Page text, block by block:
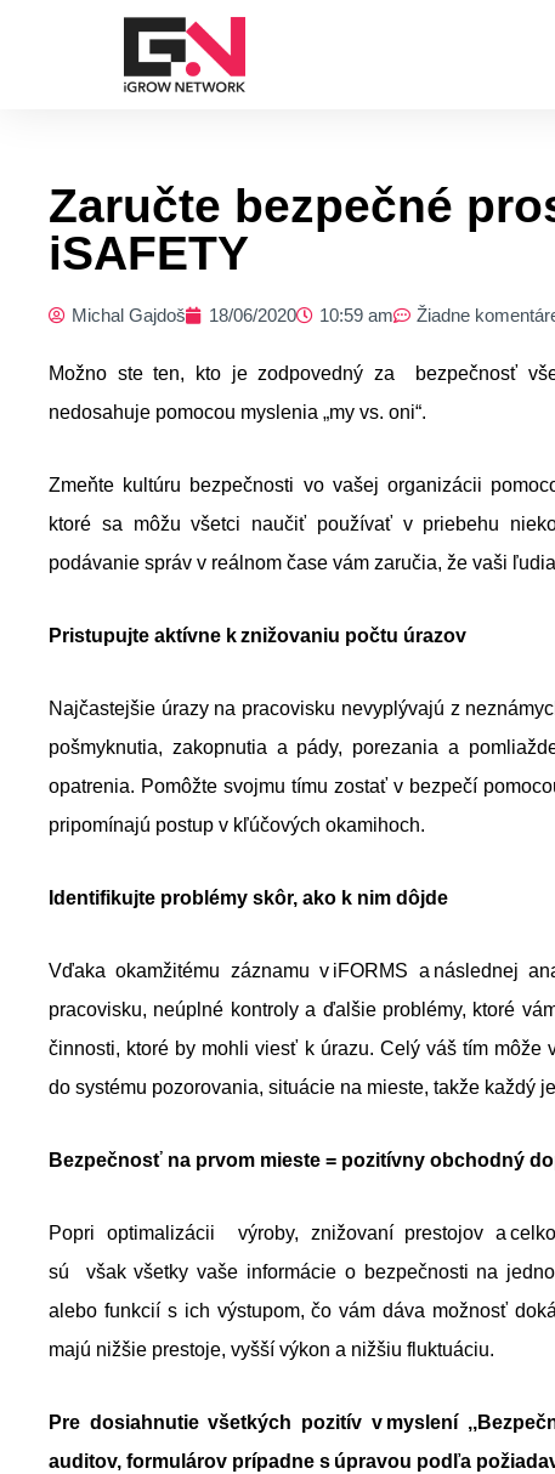
Zaručte bezpečné
iSAFETY
Michal Gajdoš 18/06/2020 10:59 am Žiadne
Možno ste ten, kto je zodpovedný za bezpečnosť
nedosahuje pomocou myslenia „my vs. oni“.
Zmeňte kultúru bezpečnosti vo vašej organizácii
ktoré sa môžu všetci naučiť používať v priebehu
podávanie správ v reálnom čase vám zaručia, že vaši
Pristupujte aktívne kznižovaniu počtu úrazov
Najčastejšie úrazy na pracovisku nevyplývajú z
pošmyknutia, zakopnutia a pády, porezania a
opatrenia. Pomôžte svojmu tímu zostať v bezpečí
pripomínajú postup v kľúčových okamihoch.
Identifikujte problémy skôr, ako k nim dôjde
Vďaka okamžitému záznamu v iFORMS a následnej
pracovisku, neúplné kontroly a ďalšie problémy, ktoré
činnosti, ktoré by mohli viesť k úrazu. Celý váš tím
do systému pozorovania, situácie na mieste, takže každý
Bezpečnosť na prvom mieste = pozitívny obchodný
Popri optimalizácii výroby, znižovaní prestojov a
sú však všetky vaše informácie o bezpečnosti na
alebo funkcií s ich výstupom, čo vám dáva možnosť
majú nižšie prestoje, vyšší výkon a nižšiu fluktuáciu.
Pre dosiahnutievšetkých pozitív v myslení
auditov, formulárov prípadne s úpravou podľa